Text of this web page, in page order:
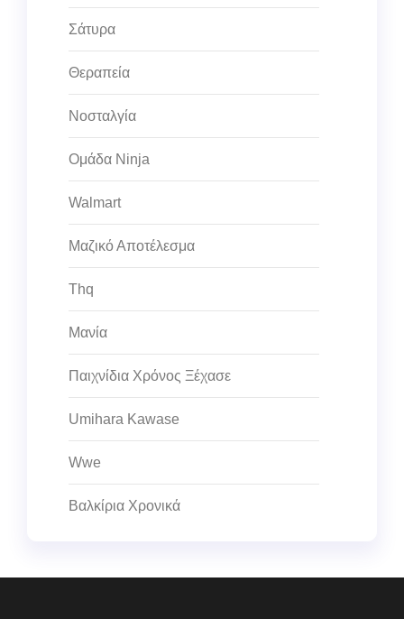
Σάτυρα
Θεραπεία
Νοσταλγία
Ομάδα Ninja
Walmart
Μαζικό Αποτέλεσμα
Thq
Μανία
Παιχνίδια Χρόνος Ξέχασε
Umihara Kawase
Wwe
Βαλκίρια Χρονικά